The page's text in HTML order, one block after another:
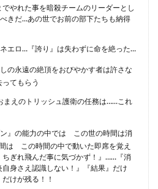
やれた事を暗殺チームのリーダーとし
きだ…あの世でお前の部下たちも納得
エロ…『誇り』は失わずに命を絶った…
の永遠の絶頂をおびやかす者は許さな
てもらう
まえのトリッシュ護衛の任務は……これ
ン』の能力の中では この世の時間は消
は この時間の中で動いた即席を覚え
ぎれ飛んだ事に気づかず！』……『消
身さえ認識しない！』『結果』だけ
けが残る！！